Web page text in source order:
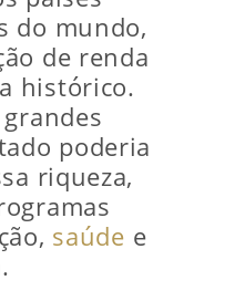
do mundo,
de renda
histórico.
poderia
riqueza,
saúde e